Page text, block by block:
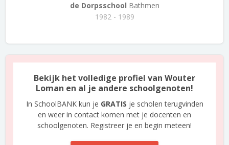
de Dorpsschool Bathmen
1982 - 1989
Bekijk het volledige profiel van Wouter
Loman en al je andere schoolgenoten!
In SchoolBANK kun je GRATIS je scholen terugvinden
en weer in contact komen met je docenten en
schoolgenoten. Registreer je en begin meteen!